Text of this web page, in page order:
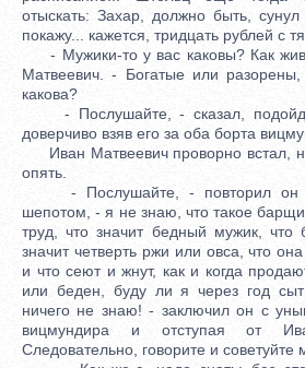
отыскать: Захар, должно быть,
покажу... кажется, тридцать рублей с
- Мужики-то у вас каковы? Как
Матвеевич. - Богатые или
какова?
- Послушайте, - сказал,
доверчиво взяв его за оба борта
Иван Матвеевич проворно встал,
опять.
- Послушайте, - повторил он
шепотом, - я не знаю, что такое
труд, что значит бедный мужик, что
значит четверть ржи или овса, что
и что сеют и жнут, как и когда
или беден, буду ли я через год
ничего не знаю! - заключил он с
вицмундира и отступая от
Следовательно, говорите и советуйте